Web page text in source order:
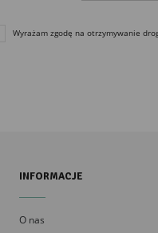
Wyrażam zgodę na otrzymywanie
INFORMACJE
O nas